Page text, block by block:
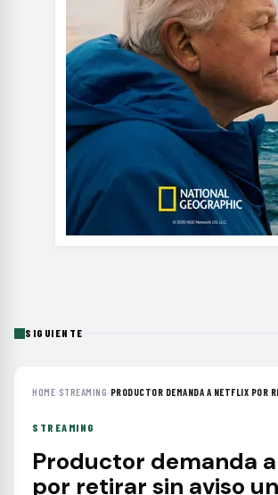
SIGUIENTE
HOME› STREAMING› PRODUCTOR DEMANDA A NETFLIX POR
STREAMING
Productor demanda
por retirar sin aviso